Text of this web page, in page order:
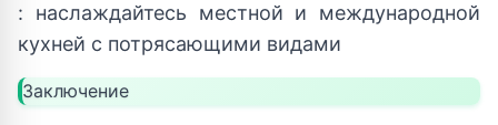
: наслаждайтесь местной и международной
кухней с потрясающими видами
Заключение